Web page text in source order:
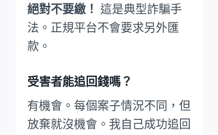
絕對不要繳！ 這是典型詐騙手
法。正規平台不會要求另外匯
款。
受害者能追回錢嗎？
有機會。每個案子情況不同，但
放棄就沒機會。我自己成功追回